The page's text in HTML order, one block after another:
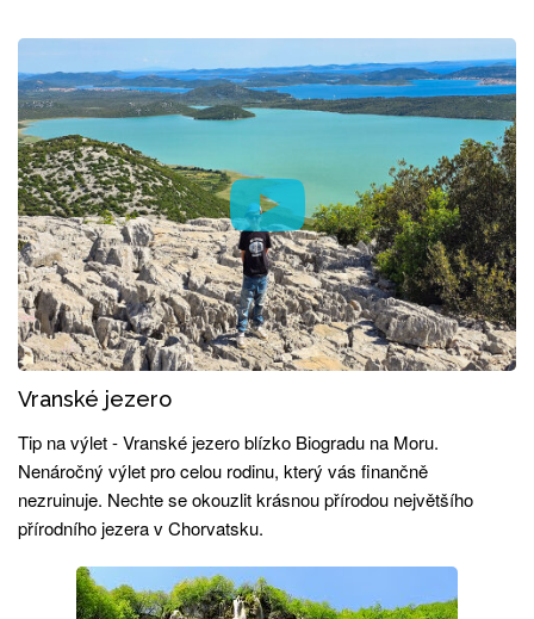
Vranské jezero
Tip na výlet - Vranské jezero blízko Biogradu na Moru.
Nenáročný výlet pro celou rodinu, který vás finančně
nezruinuje. Nechte se okouzlit krásnou přírodou největšího
přírodního jezera v Chorvatsku.